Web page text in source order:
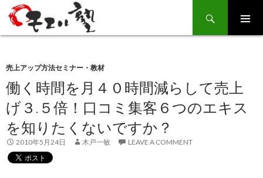
Search
SKIP
TO
売上アップ方法セミナー・教材
働く時間を月４０時間減らして売上
げ３.５倍！口コミ集客６つのエキス
を知りたくないですか？
2010年5月24日 木戸一敏 LEAVE A COMMENT